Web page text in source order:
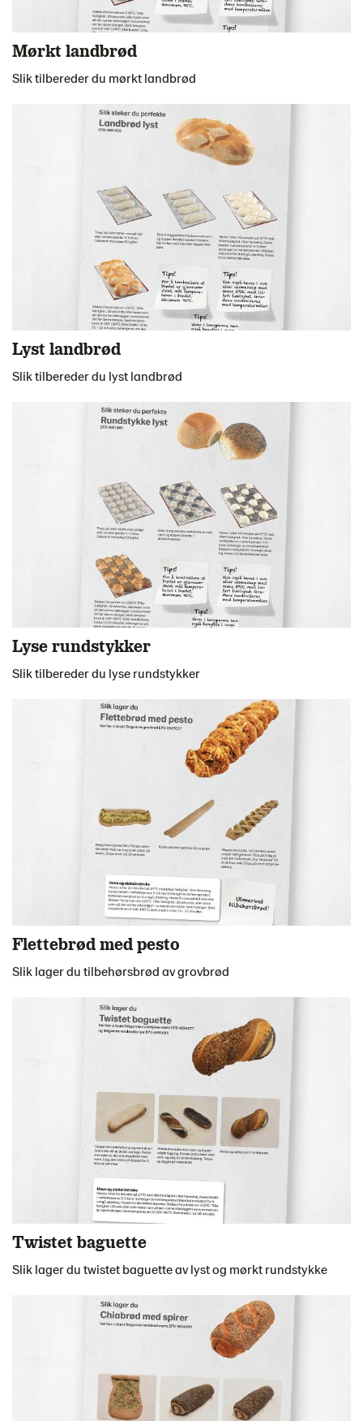
Mørkt landbrød
Slik tilbereder du mørkt landbrød
Lyst landbrød
Slik tilbereder du lyst landbrød
Lyse rundstykker
Slik tilbereder du lyse rundstykker
Flettebrød med pesto
Slik lager du tilbehørsbrød av grovbrød
Twistet baguette
Slik lager du twistet baguette av lyst og mørkt rundstykke